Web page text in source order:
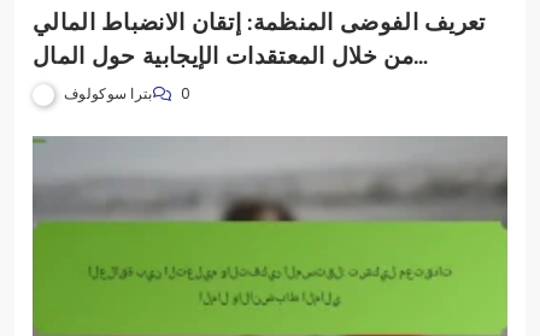
تعريف الفوضى المنظمة: إتقان الانضباط المالي
من خلال المعتقدات الإيجابية حول المال
والتخطيط الاستراتيجي
بترا سوكولوف 0